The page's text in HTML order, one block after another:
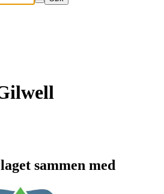
sammen med